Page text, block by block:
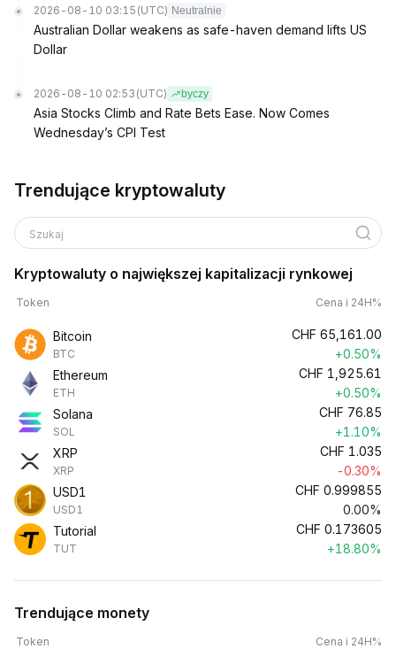
2026-08-10 03:15 (UTC) Neutralnie
Australian Dollar weakens as safe-haven demand lifts US
Dollar
2026-08-10 02:53 (UTC) byczy
Asia Stocks Climb and Rate Bets Ease. Now Comes
Wednesday’s CPI Test
Trendujące kryptowaluty
Szukaj
Kryptowaluty o największej kapitalizacji rynkowej
Token Cena i 24H%
Bitcoin
BTC
CHF 65,161.00
+0.50%
Ethereum
ETH
CHF 1,925.61
+0.50%
Solana
SOL
CHF 76.85
+1.10%
XRP
XRP
CHF 1.035
-0.30%
USD1
USD1
CHF 0.999855
0.00%
Tutorial
TUT
CHF 0.173605
+18.80%
Trendujące monety
Token Cena i 24H%